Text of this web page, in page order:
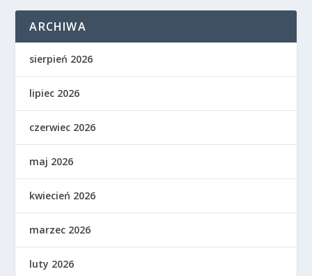
ARCHIWA
sierpień 2026
lipiec 2026
czerwiec 2026
maj 2026
kwiecień 2026
marzec 2026
luty 2026